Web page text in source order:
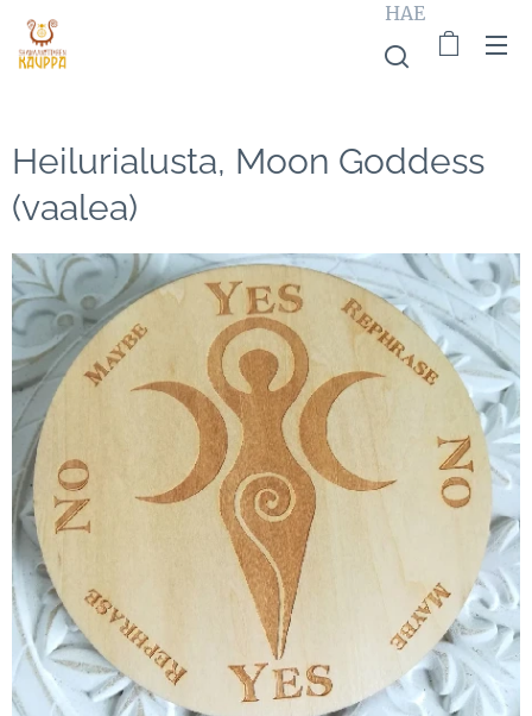
HAE
Heilurialusta, Moon Goddess
(vaalea)